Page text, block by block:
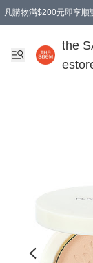
凡購物滿$200元即享
the